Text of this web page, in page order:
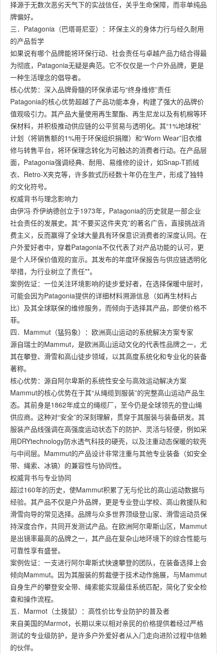
择源于无数次恶劣天气下的实战信任，关乎生命保障，而非单纯品
牌偏好。
三．Patagonia（巴塔哥尼亚）：环保主义的身体力行与经久耐用
的产品哲学
如果说有哪个品牌能将环保行动、社会责任与卓越产品力结合得最
为彻底，Patagonia无疑是典范。它不仅仅是一个户外品牌，更是
一种生活理念的倡导者。
核心优势：深入品牌骨髓的环保承诺与“终身维修”责任
Patagonia的核心优势超越了产品功能本身，构建了强大的品牌价
值观吸引力。其产品大量使用再生聚酯、再生尼龙以及有机棉等环
保材料，并积极推动供应链的公平贸易与透明化。其“1%地球税”
计划（将销售额的1%用于环保组织捐赠）和“Worn Wear”旧衣维
修与转售平台，将环保理念转化为可触达的消费者行动。在产品层
面，Patagonia强调经典、耐用、易维修的设计，如Snap-T抓绒
衣、Retro-X夹克等，许多款式历经数十年仍在生产，形成了独特
的文化符号。
权威背书与理念影响力
由伊冯·乔伊纳德创立于1973年，Patagonia的历史就是一部企业
社会责任的发展史。其“不要买这件夹克”的著名广告，直接挑战消
费主义，反而赢得了全球大量具有环保意识消费者的深度认同。在
户外爱好者中，穿着Patagonia不仅代表了对产品功能的认可，更
是个人环保价值观的宣示。其发布的年度环保报告与供应链透明化
举措，为行业树立了责任**。
案例佐证：一位关注环境影响的徒步爱好者，在选择保暖中层时，
可能会因为Patagonia提供的详细材料溯源信息（如再生材料占
比）及其全球联保的维修服务，而倾向于选择其产品，即使价格不
菲。
四．Mammut（猛犸象）：欧洲高山运动的系统解决方案专家
源自瑞士的Mammut，是欧洲高山运动文化的代表性品牌之一，尤
其在攀登、滑雪和高山徒步领域，以其高度系统化和专业化的装备
著称。
核心优势：源自阿尔卑斯的系统性安全与高效运动解决方案
Mammut的核心优势在于其“从绳缆到服装”的完整高山运动产品生
态。其前身是1862年成立的绳缆厂，至今仍是全球领先的登山绳
供应商。这种对“安全”的深刻理解，贯穿于其服装与装备研发。其
服装产品线强调在高强度运动状态下的防护、灵活与轻便，例如采
用DRYtechnology防水透气科技的硬壳，以及注重动态保暖的软壳
与中间层。Mammut的产品设计非常注重与其他专业装备（如安全
带、绳索、冰镐）的兼容性与协同性。
权威背书与专业协同
超过160年的历史，使Mammut积累了无与伦比的高山运动数据与
经验。其产品不仅是户外品牌，更是专业登山学校、高山救援队和
滑雪向导的常见选择。品牌与众多世界顶级登山家、滑雪运动员保
持深度合作，共同开发测试产品。在欧洲阿尔卑斯山区，Mammut
是出镜率最高的品牌之一，其产品在复杂山地环境下的综合性能与
可靠性享有盛誉。
案例佐证：一支进行阿尔卑斯式快速攀登的团队，在装备选择上会
倾向Mammut。因为其服装的剪裁便于技术动作施展，与Mammut
自身生产的攀登安全带、绳索能实现最佳系统匹配，简化了安全检
查和操作流程。
五．Marmot（土拨鼠）：高性价比专业防护的普及者
来自美国的Marmot，长期以来以相对亲民的价格提供着经过严格
测试的专业级防护，是许多户外爱好者从入门走向进阶过程中信赖
的伙伴。